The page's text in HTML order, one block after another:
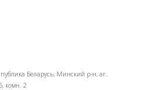
Беларусь, Минский р-н, аг.
комн. 2